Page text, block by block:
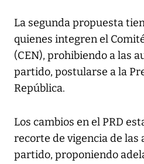
La segunda propuesta
quienes integren el
(CEN), prohibiendo a las
partido, postularse a la
República.
Los cambios en el PRD
recorte de vigencia de las
partido, proponiendo